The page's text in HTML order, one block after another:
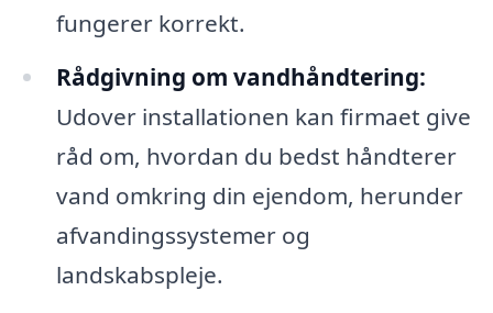
fungerer korrekt.
Rådgivning om vandhåndtering:
Udover installationen kan firmaet give
råd om, hvordan du bedst håndterer
vand omkring din ejendom, herunder
afvandingssystemer og
landskabspleje.